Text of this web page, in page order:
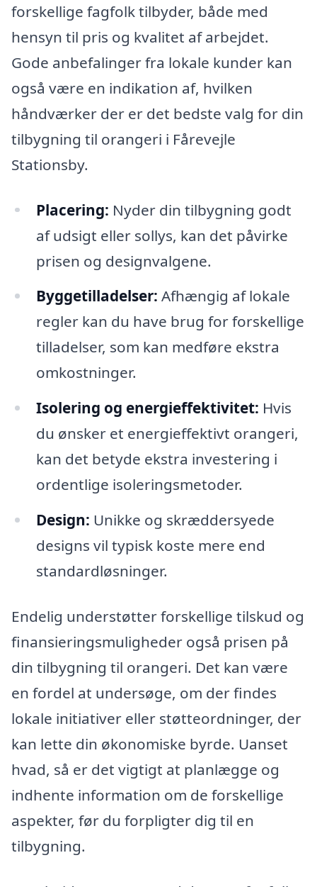
forskellige fagfolk tilbyder, både med
hensyn til pris og kvalitet af arbejdet.
Gode anbefalinger fra lokale kunder kan
også være en indikation af, hvilken
håndværker der er det bedste valg for din
tilbygning til orangeri i Fårevejle
Stationsby.
Placering: Nyder din tilbygning godt
af udsigt eller sollys, kan det påvirke
prisen og designvalgene.
Byggetilladelser: Afhængig af lokale
regler kan du have brug for forskellige
tilladelser, som kan medføre ekstra
omkostninger.
Isolering og energieffektivitet: Hvis
du ønsker et energieffektivt orangeri,
kan det betyde ekstra investering i
ordentlige isoleringsmetoder.
Design: Unikke og skræddersyede
designs vil typisk koste mere end
standardløsninger.
Endelig understøtter forskellige tilskud og
finansieringsmuligheder også prisen på
din tilbygning til orangeri. Det kan være
en fordel at undersøge, om der findes
lokale initiativer eller støtteordninger, der
kan lette din økonomiske byrde. Uanset
hvad, så er det vigtigt at planlægge og
indhente information om de forskellige
aspekter, før du forpligter dig til en
tilbygning.